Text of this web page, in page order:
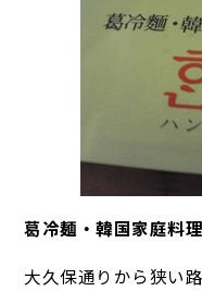
葛冷麺・韓国家庭料
大久保通りから狭い